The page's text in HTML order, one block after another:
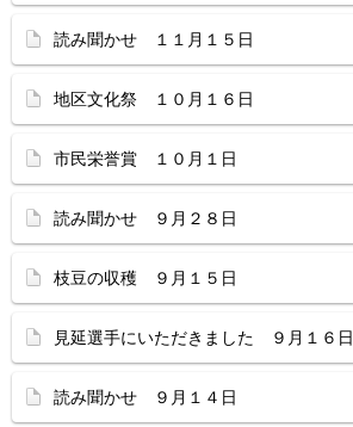
読み聞かせ １１月１５日
地区文化祭 １０月１６日
市民栄誉賞 １０月１日
読み聞かせ ９月２８日
枝豆の収穫 ９月１５日
見延選手にいただきました ９月１６日
読み聞かせ ９月１４日